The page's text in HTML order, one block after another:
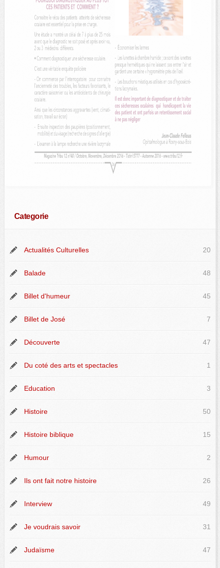
Categorie
Actualités Culturelles 20
Balade 48
Billet d'humeur 45
Billet de José 7
Découverte 47
Du coté des arts et spectacles 1
Education 3
Histoire 50
Histoire biblique 15
Humour 2
Ils ont fait notre histoire 26
Interview 49
Je voudrais savoir 31
Judaïsme 47